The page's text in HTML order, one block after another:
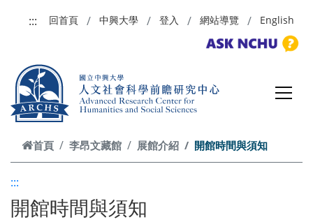
:::
回首頁 中興大學 登入 網站導覽 English
首頁 李昂文藏館 展館介紹 開館時間與須知
:::
開館時間與須知